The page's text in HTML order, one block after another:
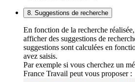
8. Suggestions de recherche
En fonction de la recherche
afficher des suggestions de
suggestions sont calculées en
avez saisis.
Par exemple si vous cherchez un
France Travail peut vous proposer :